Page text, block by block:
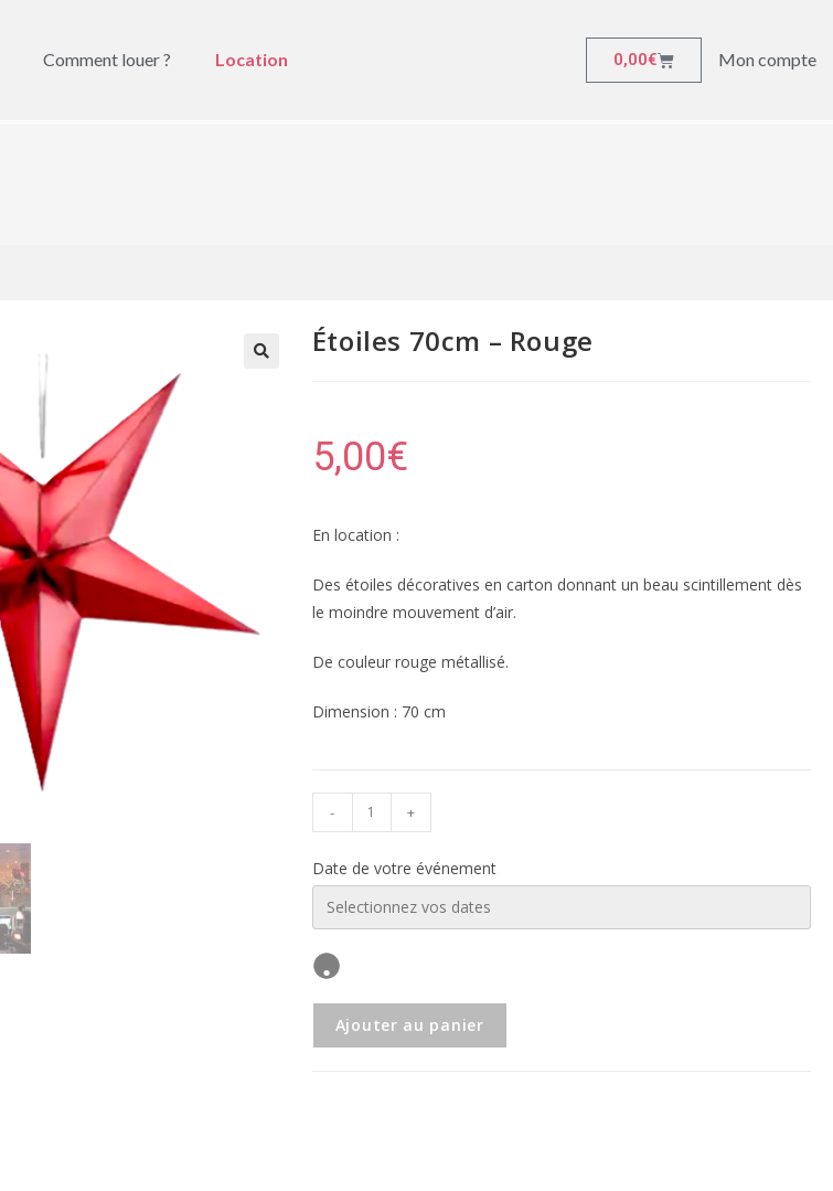
Comment louer ? Location 0,00€ Mon compte
Étoiles 70cm – Rouge
5,00€
En location :
Des étoiles décoratives en carton donnant un beau scintillement dès
le moindre mouvement d’air.
De couleur rouge métallisé.
Dimension : 70 cm
- +
Date de votre événement
Ajouter au panier